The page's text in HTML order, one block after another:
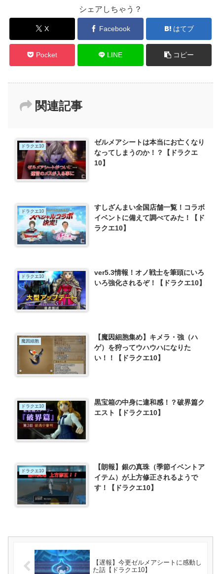
シェアしちゃう？
X Facebook はてブ
Pocket LINE コピー
関連記事
ドラクエ10
ゼルメアシートは本当にお亡くなり
なってしまうのか！？【ドラクエ
10】
ドラクエ10
すしざんまい全国店舗一覧！コラボ
イベントに備えて調べてみた！【ド
ラクエ10】
ドラクエ10
ver5.3情報！オノ戦士を筆頭にいろ
いろ強化されるぞ！【ドラクエ10】
魔因細胞
【魔因細胞集め】キメラ・強（ハ
ゲ）を狩ってウハウハになりた
い！！【ドラクエ10】
ドラクエ10
黒宝箱の中身に違和感！？破界篇ク
エスト【ドラクエ10】
ドラクエ10
【朗報】銀の真珠（季節イベントア
イテム）が上方修正されるようで
す！【ドラクエ10】
【遅報】今更ゼルメアシートに感動し
た話【ドラクエ10】